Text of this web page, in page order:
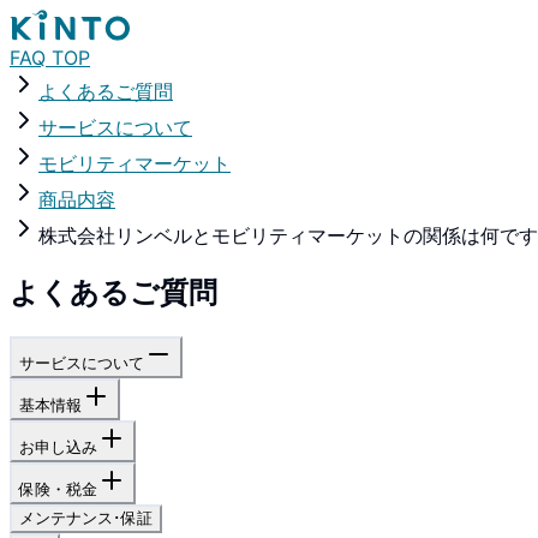
FAQ TOP
よくあるご質問
サービスについて
モビリティマーケット
商品内容
株式会社リンベルとモビリティマーケットの関係は何で
よくあるご質問
サービスについて
基本情報
お申し込み
保険・税金
メンテナンス･保証